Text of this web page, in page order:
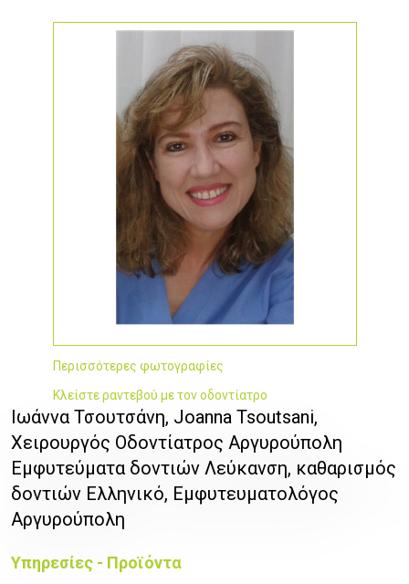
Περισσότερες φωτογραφίες
Κλείστε ραντεβού με τον οδοντίατρο
Ιωάννα Τσουτσάνη, Joanna Tsoutsani,
Χειρουργός Οδοντίατρος Αργυρούπολη
Εμφυτεύματα δοντιών Λεύκανση, καθαρισμός
δοντιών Ελληνικό, Εμφυτευματολόγος
Αργυρούπολη
Υπηρεσίες - Προϊόντα